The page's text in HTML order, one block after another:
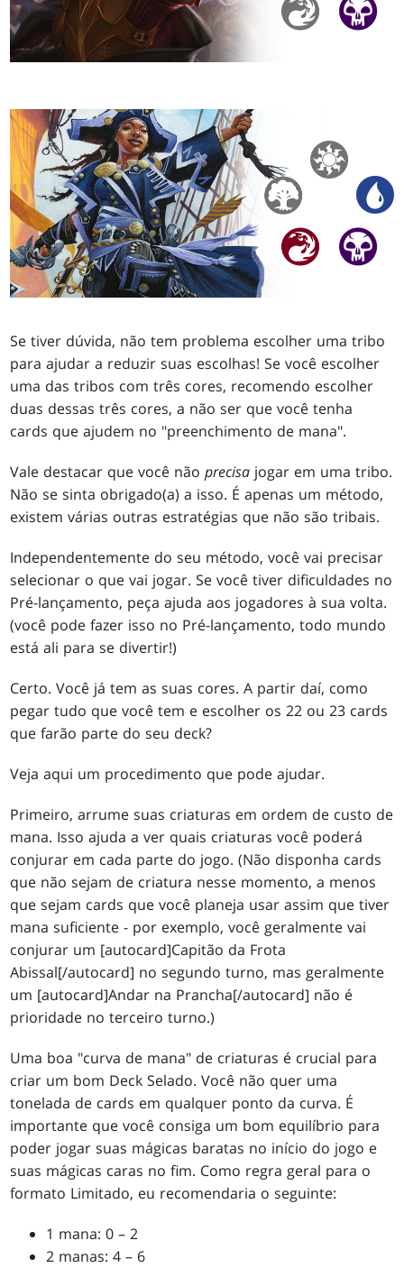
Se tiver dúvida, não tem problema escolher uma tribo
para ajudar a reduzir suas escolhas! Se você escolher
uma das tribos com três cores, recomendo escolher
duas dessas três cores, a não ser que você tenha
cards que ajudem no "preenchimento de mana".
Vale destacar que você nãoprecisa jogar em uma tribo.
Não se sinta obrigado(a) a isso. É apenas um método,
existem várias outras estratégias que não são tribais.
Independentemente do seu método, você vai precisar
selecionar o que vai jogar. Se você tiver dificuldades no
Pré-lançamento, peça ajuda aos jogadores à sua volta.
(você pode fazer isso no Pré-lançamento, todo mundo
está ali para se divertir!)
Certo. Você já tem as suas cores. A partir daí, como
pegar tudo que você tem e escolher os 22 ou 23 cards
que farão parte do seu deck?
Veja aqui um procedimento que pode ajudar.
Primeiro, arrume suas criaturas em ordem de custo de
mana. Isso ajuda a ver quais criaturas você poderá
conjurar em cada parte do jogo. (Não disponha cards
que não sejam de criatura nesse momento, a menos
que sejam cards que você planeja usar assim que tiver
mana suficiente - por exemplo, você geralmente vai
conjurar um [autocard]Capitão da Frota
Abissal[/autocard] no segundo turno, mas geralmente
um [autocard]Andar na Prancha[/autocard] não é
prioridade no terceiro turno.)
Uma boa "curva de mana" de criaturas é crucial para
criar um bom Deck Selado. Você não quer uma
tonelada de cards em qualquer ponto da curva. É
importante que você consiga um bom equilíbrio para
poder jogar suas mágicas baratas no início do jogo e
suas mágicas caras no fim. Como regra geral para o
formato Limitado, eu recomendaria o seguinte:
1 mana: 0 – 2
2 manas: 4 – 6